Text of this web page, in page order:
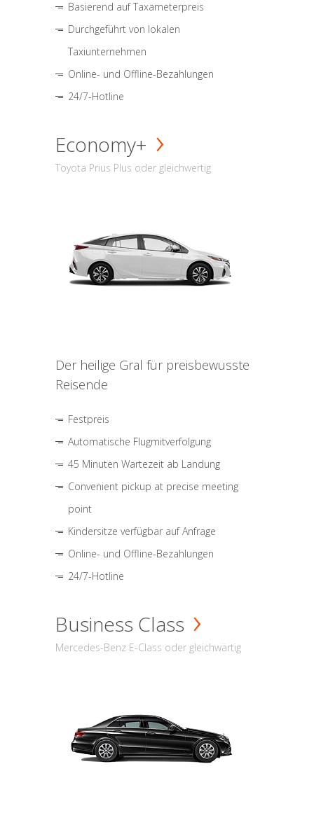
Basierend auf Taxameterpreis
Durchgeführt von lokalen
Taxiunternehmen
Online- und Offline-Bezahlungen
24/7-Hotline
Economy+
Toyota Prius Plus oder gleichwertig
Der heilige Gral für preisbewusste
Reisende
Festpreis
Automatische Flugmitverfolgung
45 Minuten Wartezeit ab Landung
Convenient pickup at precise meeting
point
Kindersitze verfügbar auf Anfrage
Online- und Offline-Bezahlungen
24/7-Hotline
Business Class
Mercedes-Benz E-Class oder gleichwärtig